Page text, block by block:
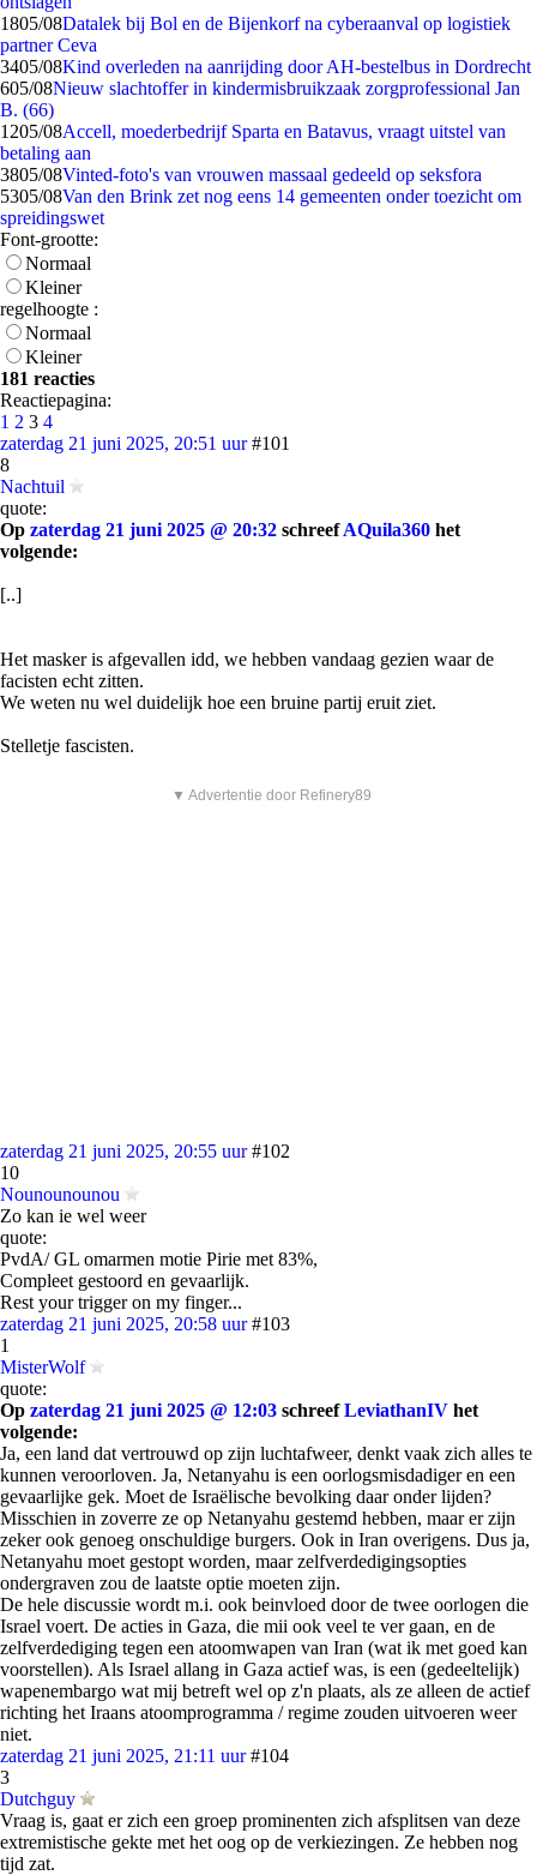
1805/08Datalek bij Bol en de Bijenkorf na cyberaanval op logistiek
partner Ceva
3405/08Kind overleden na aanrijding door AH-bestelbus in Dordrecht
605/08Nieuw slachtoffer in kindermisbruikzaak zorgprofessional Jan
B. (66)
1205/08Accell, moederbedrijf Sparta en Batavus, vraagt uitstel van
betaling aan
3805/08Vinted-foto's van vrouwen massaal gedeeld op seksfora
5305/08Van den Brink zet nog eens 14 gemeenten onder toezicht om
spreidingswet
Font-grootte:
Normaal
Kleiner
regelhoogte :
Normaal
Kleiner
181 reacties
Reactiepagina:
1 2 3 4
zaterdag 21 juni 2025, 20:51 uur #101
8
Nachtuil
quote:
Op zaterdag 21 juni 2025 @ 20:32 schreefAQuila360 het
volgende:
[..]
Het masker is afgevallen idd, we hebben vandaag gezien waar de
facisten echt zitten.
We weten nu wel duidelijk hoe een bruine partij eruit ziet.
Stelletje fascisten.
▼ Advertentie door Refinery89
zaterdag 21 juni 2025, 20:55 uur #102
10
Nounounounou
Zo kan ie wel weer
quote:
PvdA/ GL omarmen motie Pirie met 83%,
Compleet gestoord en gevaarlijk.
Rest your trigger on my finger...
zaterdag 21 juni 2025, 20:58 uur #103
1
MisterWolf
quote:
Op zaterdag 21 juni 2025 @ 12:03 schreefLeviathanIV het
volgende:
Ja, een land dat vertrouwd op zijn luchtafweer, denkt vaak zich alles te
kunnen veroorloven. Ja, Netanyahu is een oorlogsmisdadiger en een
gevaarlijke gek. Moet de Israëlische bevolking daar onder lijden?
Misschien in zoverre ze op Netanyahu gestemd hebben, maar er zijn
zeker ook genoeg onschuldige burgers. Ook in Iran overigens. Dus ja,
Netanyahu moet gestopt worden, maar zelfverdedigingsopties
ondergraven zou de laatste optie moeten zijn.
De hele discussie wordt m.i. ook beinvloed door de twee oorlogen die
Israel voert. De acties in Gaza, die mii ook veel te ver gaan, en de
zelfverdediging tegen een atoomwapen van Iran (wat ik met goed kan
voorstellen). Als Israel allang in Gaza actief was, is een (gedeeltelijk)
wapenembargo wat mij betreft wel op z'n plaats, als ze alleen de actief
richting het Iraans atoomprogramma / regime zouden uitvoeren weer
niet.
zaterdag 21 juni 2025, 21:11 uur #104
3
Dutchguy
Vraag is, gaat er zich een groep prominenten zich afsplitsen van deze
extremistische gekte met het oog op de verkiezingen. Ze hebben nog
tijd zat.